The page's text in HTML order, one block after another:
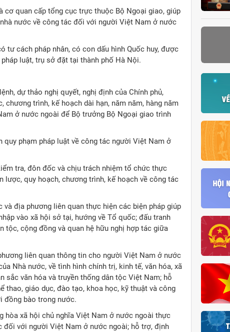
cơ quan cấp tổng cục trực thuộc Bộ Ngoại giao, giúp
nước về công tác đối với người Việt Nam ở nước
tư cách pháp nhân, có con dấu hình Quốc huy, được
luật, trụ sở đặt tại thành phố Hà Nội.
dự thảo nghị quyết, nghị định của Chính phủ,
trình, kế hoạch dài hạn, năm năm, hàng năm
ở nước ngoài để Bộ trưởng Bộ Ngoại giao trình
quy phạm pháp luật về công tác người Việt Nam ở
tra, đôn đốc và chịu trách nhiệm tổ chức thực
lược, quy hoạch, chương trình, kế hoạch về công tác
địa phương liên quan thực hiện các biện pháp giúp
vào xã hội sở tại, hướng về Tổ quốc; đấu tranh
tộc, cộng đồng và quan hệ hữu nghị hợp tác giữa
liên quan thông tin cho người Việt Nam ở nước
Nhà nước, về tình hình chính trị, kinh tế, văn hóa, xã
văn hóa và truyền thống dân tộc Việt Nam; hỗ
thao, giáo dục, đào tạo, khoa học, kỹ thuật và công
đồng bào trong nước.
hòa xã hội chủ nghĩa Việt Nam ở nước ngoài thực
đối với người Việt Nam ở nước ngoài; hỗ trợ, định